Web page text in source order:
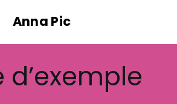
Anna Pic
d’exemple